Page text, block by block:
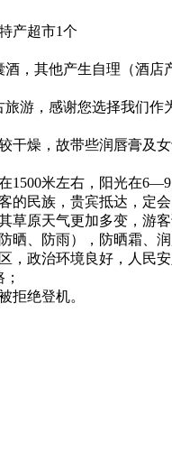
产超市1个
，其他产生自理（酒店
游，感谢您选择我们作
干燥，故带些润唇膏及
1500米左右，阳光在
的民族，贵宾抵达，定
草原天气更加多变，游客
晒、防雨），防晒霜、
，政治环境良好，人民
拒绝登机。